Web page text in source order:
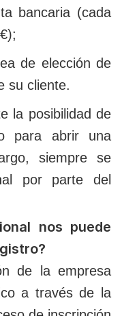
bancaria (cada
de elección de
su cliente.
la posibilidad de
para abrir una
siempre se
por parte del
nos puede
de la empresa
a través de la